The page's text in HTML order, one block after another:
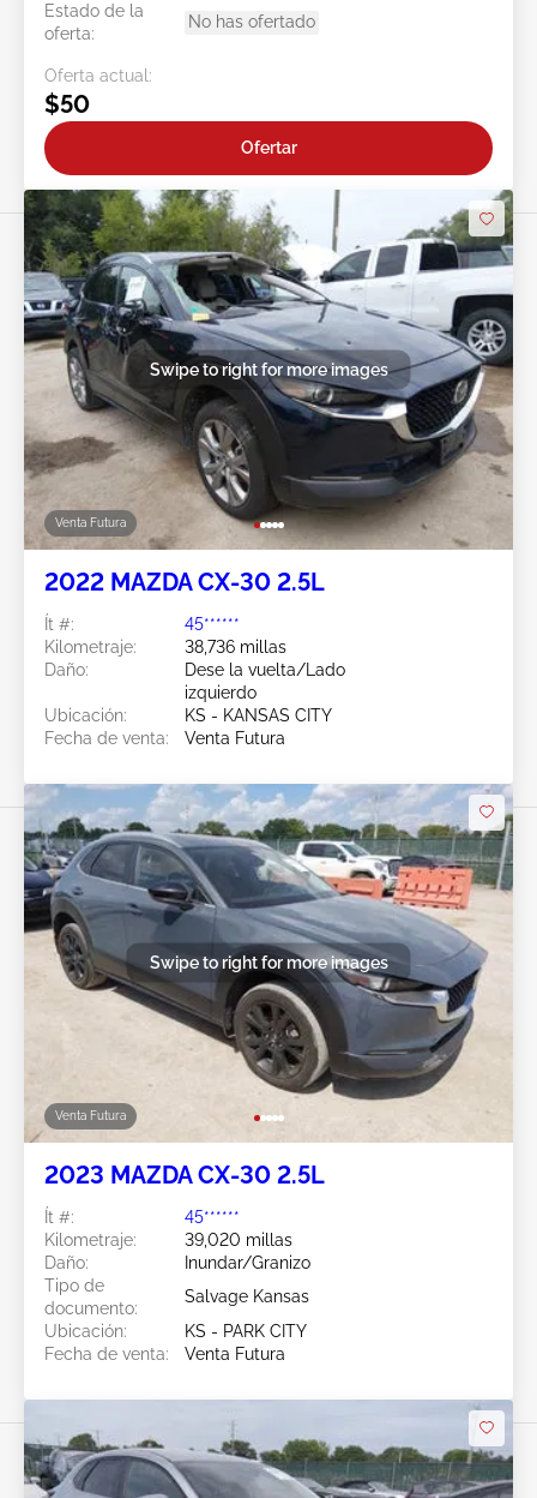
Estado de la
oferta:
No has ofertado
Oferta actual:
$50
Ofertar
Venta Futura
Swipe to right for more images
2022 MAZDA CX-30 2.5L
Ít #:
45******
Kilometraje:
38,736 millas
Daño:
Dese la vuelta/Lado
izquierdo
Ubicación:
KS - KANSAS CITY
Fecha de venta:
Venta Futura
Venta Futura
Swipe to right for more images
2023 MAZDA CX-30 2.5L
Ít #:
45******
Kilometraje:
39,020 millas
Daño:
Inundar/Granizo
Tipo de
documento:
Salvage Kansas
Ubicación:
KS - PARK CITY
Fecha de venta:
Venta Futura